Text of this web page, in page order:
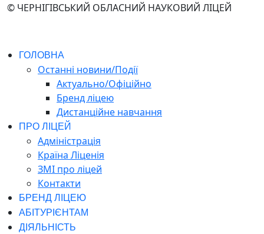
© ЧЕРНІГІВСЬКИЙ ОБЛАСНИЙ НАУКОВИЙ ЛІЦЕЙ
ГОЛОВНА
Останні новини/Події
Актуально/Офіційно
Бренд ліцею
Дистанційне навчання
ПРО ЛІЦЕЙ
Адміністрація
Країна Ліценія
ЗМІ про ліцей
Контакти
БРЕНД ЛІЦЕЮ
АБІТУРІЄНТАМ
ДІЯЛЬНІСТЬ